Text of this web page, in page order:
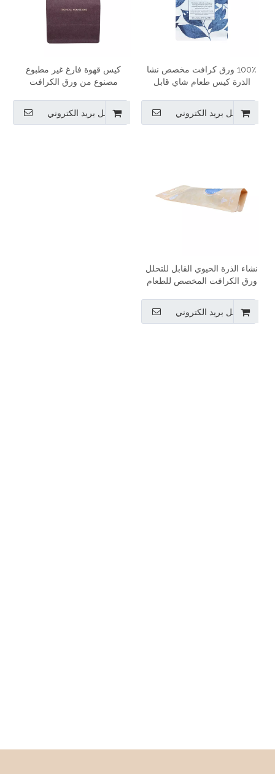
100٪ ورق كرافت مخصص نشا
الذرة كيس طعام شاي قابل
ارسل بريد الكتروني
كيس قهوة فارغ غير مطبوع
مصنوع من ورق الكرافت
ارسل بريد الكتروني
نشاء الذرة الحيوي القابل للتحلل
ورق الكرافت المخصص للطعام
ارسل بريد الكتروني